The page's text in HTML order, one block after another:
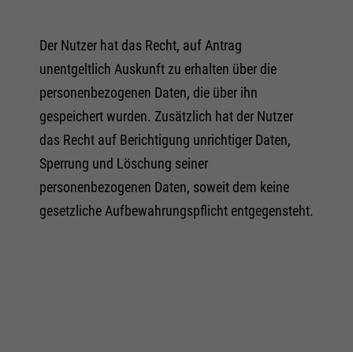
Der Nutzer hat das Recht, auf Antrag
unentgeltlich Auskunft zu erhalten über die
personenbezogenen Daten, die über ihn
gespeichert wurden. Zusätzlich hat der Nutzer
das Recht auf Berichtigung unrichtiger Daten,
Sperrung und Löschung seiner
personenbezogenen Daten, soweit dem keine
gesetzliche Aufbewahrungspflicht entgegensteht.